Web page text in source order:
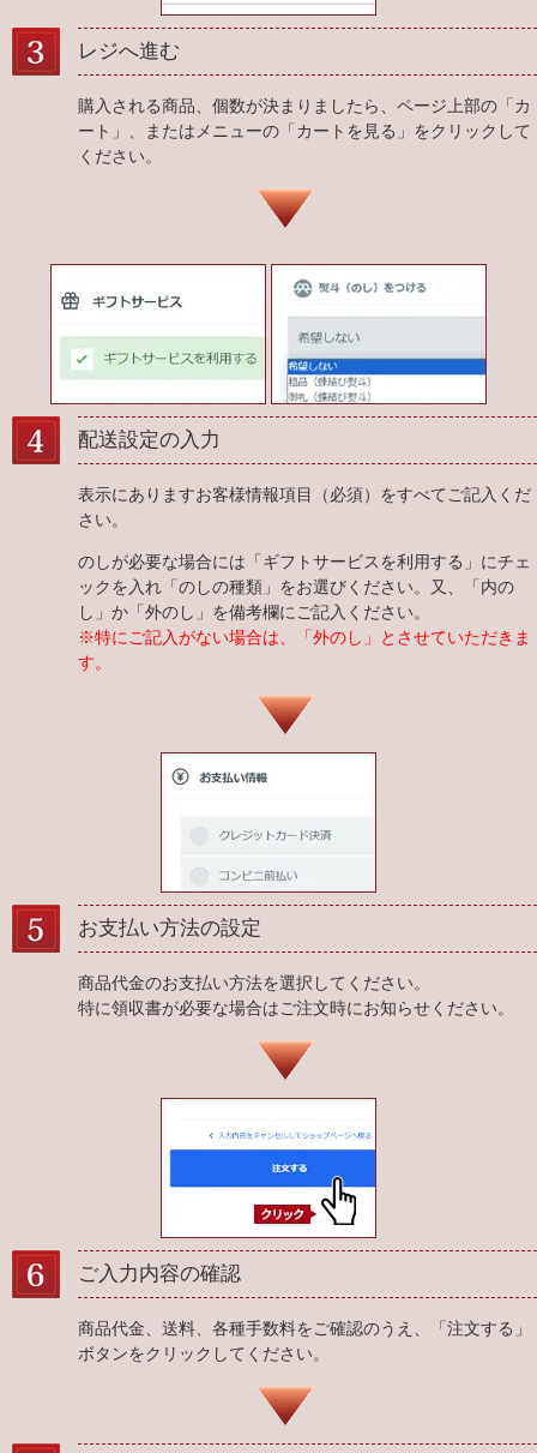
レジへ進む
購入される商品、個数が決まりましたら、ページ上部の「カ
ート」、またはメニューの「カートを見る」をクリックして
ください。
配送設定の入力
表示にありますお客様情報項目（必須）をすべてご記入くだ
さい。
のしが必要な場合には「ギフトサービスを利用する」にチェ
ックを入れ「のしの種類」をお選びください。又、「内の
し」か「外のし」を備考欄にご記入ください。
※特にご記入がない場合は、「外のし」とさせていただきま
す。
お支払い方法の設定
商品代金のお支払い方法を選択してください。
特に領収書が必要な場合はご注文時にお知らせください。
ご入力内容の確認
商品代金、送料、各種手数料をご確認のうえ、「注文する」
ボタンをクリックしてください。